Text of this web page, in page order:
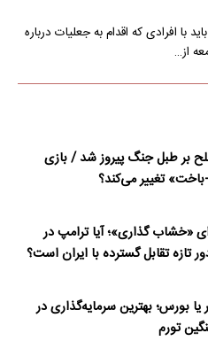
با افرادی که اقدام به جعلیات درباره
از…
بر طبل جنگ پیروز شد / بازی
تغییر می‌کند؟
«خشاب گذاری»؛ آیا ترامپ در
تازه تقابل گسترده با ایران است؟
یا بورس؛ بهترین سرمایه‌گذاری در
تورم